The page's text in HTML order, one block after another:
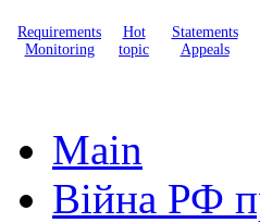
Requirements
Monitoring
Hot
topic
Statements
Appeals
Main
Війна РФ